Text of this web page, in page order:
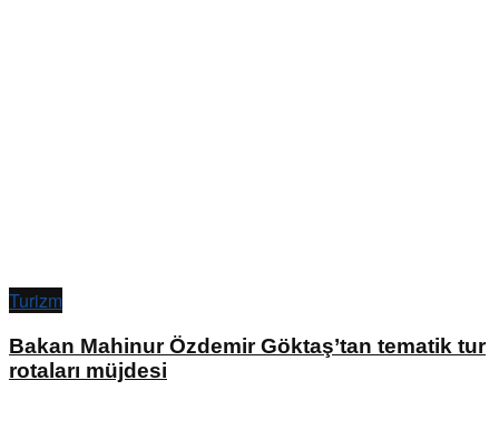
Turizm
Bakan Mahinur Özdemir Göktaş’tan tematik tur
rotaları müjdesi